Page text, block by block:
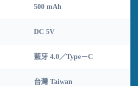
500 mAh
DC 5V
藍牙 4.0／Type－C
台灣 Taiwan